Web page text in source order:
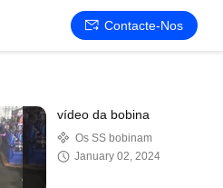
Contacte-Nos
vídeo da bobina
Os SS bobinam
January 02, 2024